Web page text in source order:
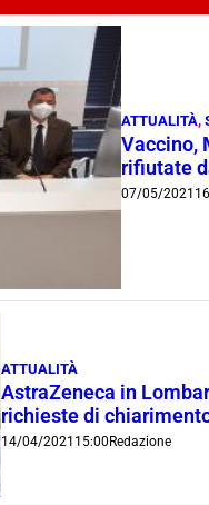
ATTUALITÀ,
Vaccino,
rifiutate
07/05/2021
ATTUALITÀ
AstraZeneca in
richieste di
14/04/2021 15:00Redazione